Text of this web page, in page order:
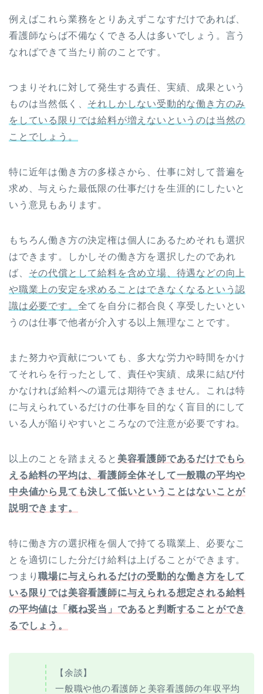
例えばこれら業務をとりあえずこなすだけであれば、
看護師ならば不備なくできる人は多いでしょう。言う
なればできて当たり前のことです。
つまりそれに対して発生する責任、実績、成果という
ものは当然低く、 それしかしない受動的な働き方のみ
をしている限りでは給料が増えないというのは当然の
ことでしょう。
特に近年は働き方の多様さから、仕事に対して普遍を
求め、与えらた最低限の仕事だけを生涯的にしたいと
いう意見もあります。
もちろん働き方の決定権は個人にあるためそれも選択
はできます。しかしその働き方を選択したのであれ
ば、 その代償として給料を含め立場、待遇などの向上
や職業上の安定を求めることはできなくなるという認
識は必要です。 全てを自分に都合良く享受したいとい
うのは仕事で他者が介入する以上無理なことです。
また努力や貢献についても、多大な労力や時間をかけ
てそれらを行ったとして、責任や実績、成果に結び付
かなければ給料への還元は期待できません。これは特
に与えられているだけの仕事を目的なく盲目的にして
いる人が陥りやすいところなので注意が必要ですね。
以上のことを踏まえると 美容看護師であるだけでもら
える給料の平均は、看護師全体そして一般職の平均や
中央値から見ても決して低いということはないことが
説明できます。
特に働き方の選択権を個人で持てる職業上、必要なこ
とを適切にした分だけ給料は上げることができます。
つまり職場に与えられるだけの受動的な働き方をして
いる限りでは美容看護師に与えられる想定される給料
の平均値は「概ね妥当」であると判断することができ
るでしょう。
【余談】
一般職や他の看護師と美容看護師の年収平均